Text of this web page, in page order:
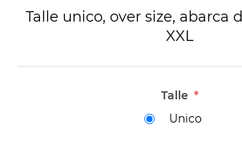
Talle unico, over size, abarca
XXL
Talle *
Unico